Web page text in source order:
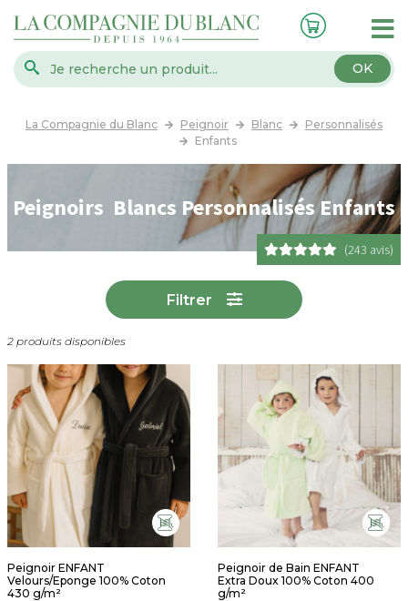
OK
La Compagnie du Blanc Peignoir Blanc
Personnalisés
Enfants
Peignoirs Blancs Personnalisés Enfants
(243 avis)
Filtrer
2 produits disponibles
Peignoir ENFANT
Velours/Eponge 100% Coton
430 g/m²
Peignoir de Bain ENFANT
Extra Doux 100% Coton 400
g/m²